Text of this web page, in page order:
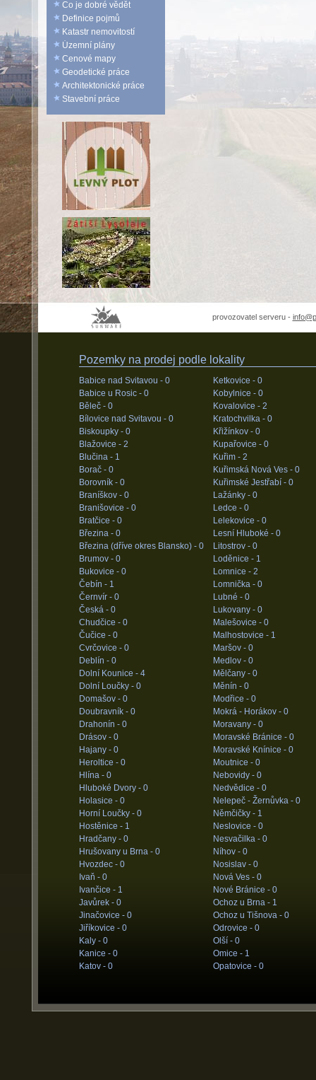
Co je dobré vědět
Definice pojmů
Katastr nemovitostí
Územní plány
Cenové mapy
Geodetické práce
Architektonické práce
Stavební práce
provozovatel serveru -
Pozemky na prodej podle lokality
Babice nad Svitavou - 0
Babice u Rosic - 0
Běleč - 0
Bílovice nad Svitavou - 0
Biskoupky - 0
Blažovice - 2
Blučina - 1
Borač - 0
Borovník - 0
Braníškov - 0
Branišovice - 0
Bratčice - 0
Březina - 0
Březina (dříve okres Blansko) - 0
Brumov - 0
Bukovice - 0
Čebín - 1
Černvír - 0
Česká - 0
Chudčice - 0
Čučice - 0
Cvrčovice - 0
Deblín - 0
Dolní Kounice - 4
Dolní Loučky - 0
Domašov - 0
Doubravník - 0
Drahonín - 0
Drásov - 0
Hajany - 0
Heroltice - 0
Hlína - 0
Hluboké Dvory - 0
Holasice - 0
Horní Loučky - 0
Hostěnice - 1
Hradčany - 0
Hrušovany u Brna - 0
Hvozdec - 0
Ivaň - 0
Ivančice - 1
Javůrek - 0
Jinačovice - 0
Jiříkovice - 0
Kaly - 0
Kanice - 0
Katov - 0
Ketkovice - 0
Kobylnice - 0
Kovalovice - 2
Kratochvilka - 0
Křižínkov - 0
Kupařovice - 0
Kuřim - 2
Kuřimská Nová Ves - 0
Kuřimské Jestřabí - 0
Lažánky - 0
Ledce - 0
Lelekovice - 0
Lesní Hluboké - 0
Litostrov - 0
Loděnice - 1
Lomnice - 2
Lomnička - 0
Lubné - 0
Lukovany - 0
Malešovice - 0
Malhostovice - 1
Maršov - 0
Medlov - 0
Mělčany - 0
Měnín - 0
Modřice - 0
Mokrá - Horákov - 0
Moravany - 0
Moravské Bránice - 0
Moravské Knínice - 0
Moutnice - 0
Nebovidy - 0
Nedvědice - 0
Nelepeč - Žernůvka - 0
Němčičky - 1
Neslovice - 0
Nesvačilka - 0
Níhov - 0
Nosislav - 0
Nová Ves - 0
Nové Bránice - 0
Ochoz u Brna - 1
Ochoz u Tišnova - 0
Odrovice - 0
Olší - 0
Omice - 1
Opatovice - 0